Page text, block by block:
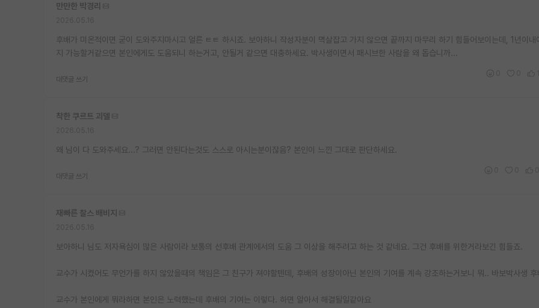
만만한 박경리
후배가 미온적이면 굳이 도와주지마시고 얼른 ㅌㅌ 하시죠. 보아하니 작성자분이 멱살잡고 가지 않으면 끝까지 마무리 하기 힘들어보이는데, 1년이내
지 가능할거같으면 본인에게도 도움되니 하는거고, 안될거 같으면 대충하세요. 박사생이면서 패시브한 사람을 왜 돕습니까...
대댓글 쓰기
착한 쿠르트 괴델
왜 님이 다 도와주세요...? 그러면 안된다는것도 스스로 아시는분이잖음? 본인이 느낀 그대로 판단하세요.
대댓글 쓰기
재빠른 찰스 배비지
보아하니 님도 저자욕심이 많은 사람이라 보통의 선후배 관계에서의 도움 그 이상을 해주려고 하는 것 같네요. 그건 후배를 위한거라보긴 힘들죠.
교수가 시켰어도 무언가를 하지 않았을때의 책임은 그 친구가 져야할텐데, 후배의 성장이아닌 본인의 기여를 계속 강조하는거보니 뭐.. 바보박사생 후
교수가 본인에게 뭐라하면 본인은 노력했는데 후배의 기여는 이렇다. 하면 알아서 해결될일같아요